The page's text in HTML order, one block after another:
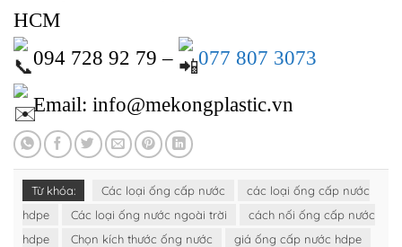
HCM
094 728 92 79 –
077 807 3073
Email: info@mekongplastic.vn
Từ khóa: Các loại ống cấp nước
các loại ống cấp nước
hdpe
Các loại ống nước ngoài trời
cách nối ống cấp nước
hdpe
Chọn kích thước ống nước
giá ống cấp nước hdpe